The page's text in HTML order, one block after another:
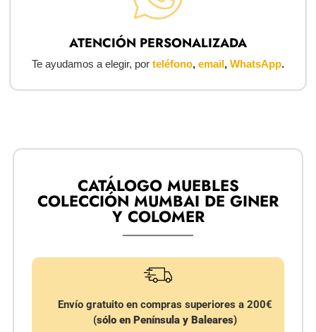
ATENCIÓN PERSONALIZADA
Te ayudamos a elegir, por teléfono, email, WhatsApp.
CATÁLOGO MUEBLES
COLECCIÓN MUMBAI DE GINER
Y COLOMER
Envío gratuito en compras superiores a 200€
(sólo en Península y Baleares)